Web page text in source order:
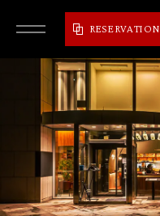
RESERVATION